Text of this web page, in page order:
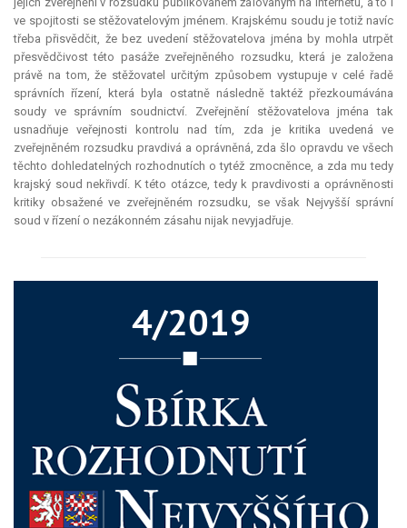
ve spojitosti se stěžovatelovým jménem. Krajskému soudu je totiž navíc
třeba přisvědčit, že bez uvedení stěžovatelova jména by mohla utrpět
přesvědčivost této pasáže zveřejněného rozsudku, která je založena
právě na tom, že stěžovatel určitým způsobem vystupuje v celé řadě
správních řízení, která byla ostatně následně taktéž přezkoumávána
soudy ve správním soudnictví. Zveřejnění stěžovatelova jména tak
usnadňuje veřejnosti kontrolu nad tím, zda je kritika uvedená ve
zveřejněném rozsudku pravdivá a oprávněná, zda šlo opravdu ve všech
těchto dohledatelných rozhodnutích o tytéž zmocněnce, a zda mu tedy
krajský soud nekřivdí. K této otázce, tedy k pravdivosti a oprávněnosti
kritiky obsažené ve zveřejněném rozsudku, se však Nejvyšší správní
soud v řízení o nezákonném zásahu nijak nevyjadřuje.